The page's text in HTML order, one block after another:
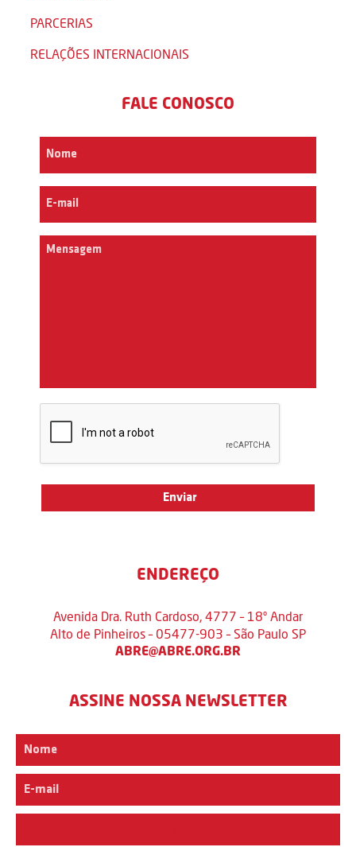
PARCERIAS
RELAÇÕES INTERNACIONAIS
FALE CONOSCO
ENDEREÇO
Avenida Dra. Ruth Cardoso, 4777 – 18º Andar
Alto de Pinheiros – 05477-903 – São Paulo SP
ABRE@ABRE.ORG.BR
ASSINE NOSSA NEWSLETTER